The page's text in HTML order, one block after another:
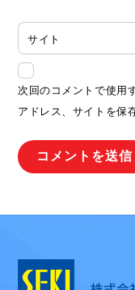
サイト
次回のコメントで使用
アドレス、サイトを保